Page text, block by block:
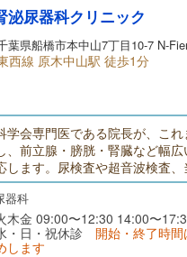
泌尿器科クリニック
葉県船橋市本中山7丁目10-7 N-
西線 原木中山駅 徒歩1分
学会専門医である院長が、こ
、前立腺・膀胱・腎臓など幅
します。尿検査や超音波検査
設備も充実し、迅速かつ的確
た安心の診療環境を整えていま
と通院しやすく、お仕事帰り
地です。
器科
木金 09:00〜12:30 14:00〜
・日・祝休診 開始・終了時
します